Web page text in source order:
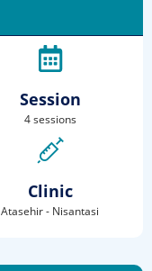
Session
4 sessions
Clinic
Atasehir - Nisantasi